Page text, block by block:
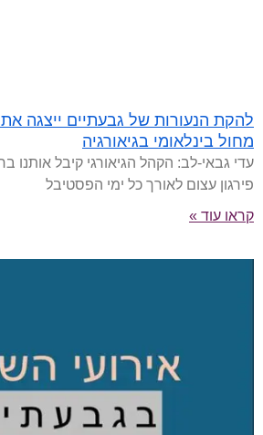
להקת הנעורות של גבעתיים ייצגה
מחול בינלאומי בגיאורגיה
עדי גבאי-לב: הקהל הגיאורגי קיבל אותנו
פירגון עצום לאורך כל ימי הפסטיבל
קראו עוד »